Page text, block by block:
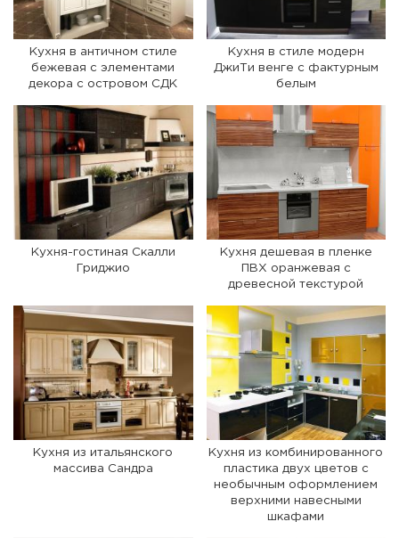
Кухня в античном стиле
бежевая с элементами
декора с островом СДК
Кухня в стиле модерн
ДжиТи венге с фактурным
белым
Кухня-гостиная Скалли
Гриджио
Кухня дешевая в пленке
ПВХ оранжевая с
древесной текстурой
Кухня из итальянского
массива Сандра
Кухня из комбинированного
пластика двух цветов с
необычным оформлением
верхними навесными
шкафами